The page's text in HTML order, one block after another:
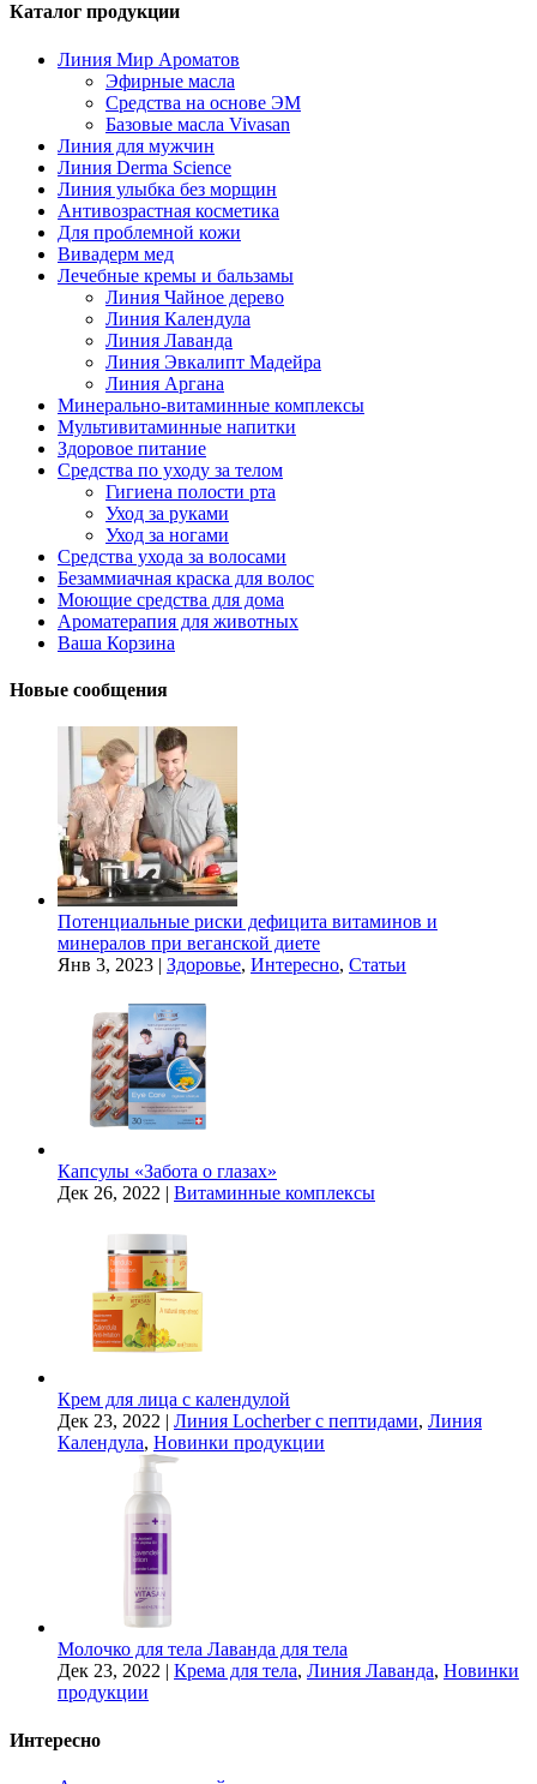
Каталог продукции
Линия Мир Ароматов
Эфирные масла
Средства на основе ЭМ
Базовые масла Vivasan
Линия для мужчин
Линия Derma Science
Линия улыбка без морщин
Антивозрастная косметика
Для проблемной кожи
Вивадерм мед
Лечебные кремы и бальзамы
Линия Чайное дерево
Линия Календула
Линия Лаванда
Линия Эвкалипт Мадейра
Линия Аргана
Минерально-витаминные комплексы
Мультивитаминные напитки
Здоровое питание
Средства по уходу за телом
Гигиена полости рта
Уход за руками
Уход за ногами
Средства ухода за волосами
Безаммиачная краска для волос
Моющие средства для дома
Ароматерапия для животных
Ваша Корзина
Новые сообщения
Потенциальные риски дефицита витаминов и
минералов при веганской диете
Янв 3, 2023 | Здоровье, Интересно, Статьи
Капсулы «Забота о глазах»
Дек 26, 2022 | Витаминные комплексы
Крем для лица с календулой
Дек 23, 2022 | Линия Locherber с пептидами, Линия
Календула, Новинки продукции
Молочко для тела Лаванда для тела
Дек 23, 2022 | Крема для тела, Линия Лаванда, Новинки
продукции
Интересно